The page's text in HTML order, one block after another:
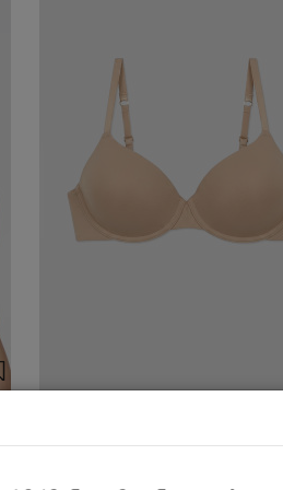
ελαφριά ενίσχυση